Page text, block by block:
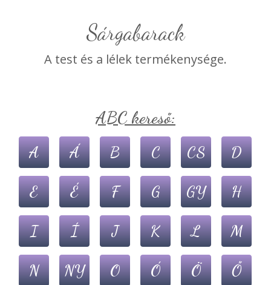
Sárgabarack
A test és a lélek termékenysége.
ABC kereső:
A Á B C CS D
E É F G GY H
I Í J K L M
N NY O Ó Ö Ő